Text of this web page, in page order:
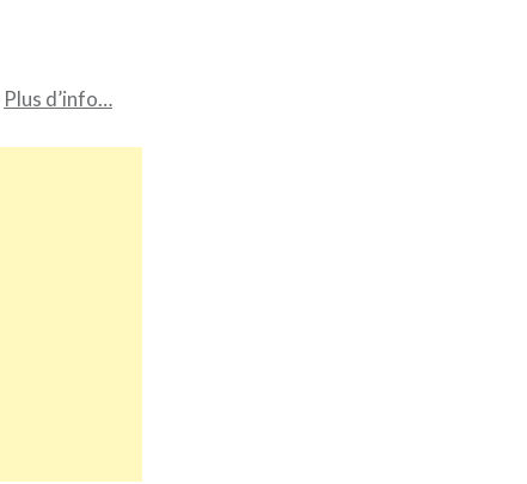
Plus d’info…